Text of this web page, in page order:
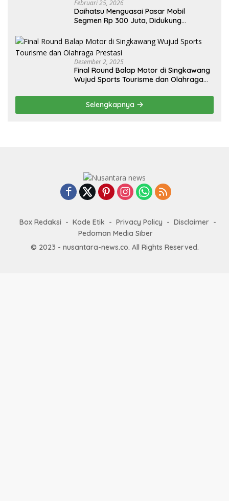
Februari 25, 2026
Daihatsu Menguasai Pasar Mobil
Segmen Rp 300 Juta, Didukung
Desember 2, 2025
Final Round Balap Motor di Singkawang
Wujud Sports Tourisme dan Olahraga
Selengkapnya
Box Redaksi Kode Etik Privacy Policy
Disclaimer
Pedoman Media Siber
© 2023 - nusantara-news.co. All Rights Reserved.